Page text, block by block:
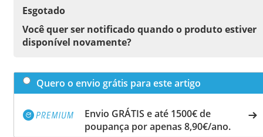
Esgotado
Você quer ser notificado quando o produto estiver
disponível novamente?
Quero o envio grátis para este artigo
Envio GRÁTIS e até 1500€ de
poupança por apenas 8,90€/ano.